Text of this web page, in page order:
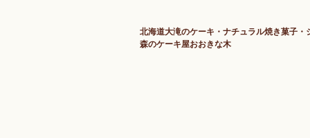
北海道大滝のケーキ・ナチュラル焼き菓子・
森のケーキ屋おおきな木